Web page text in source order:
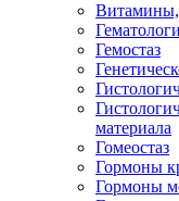
Гемостаз
материала
Гомеостаз
Гормоны
Гормоны